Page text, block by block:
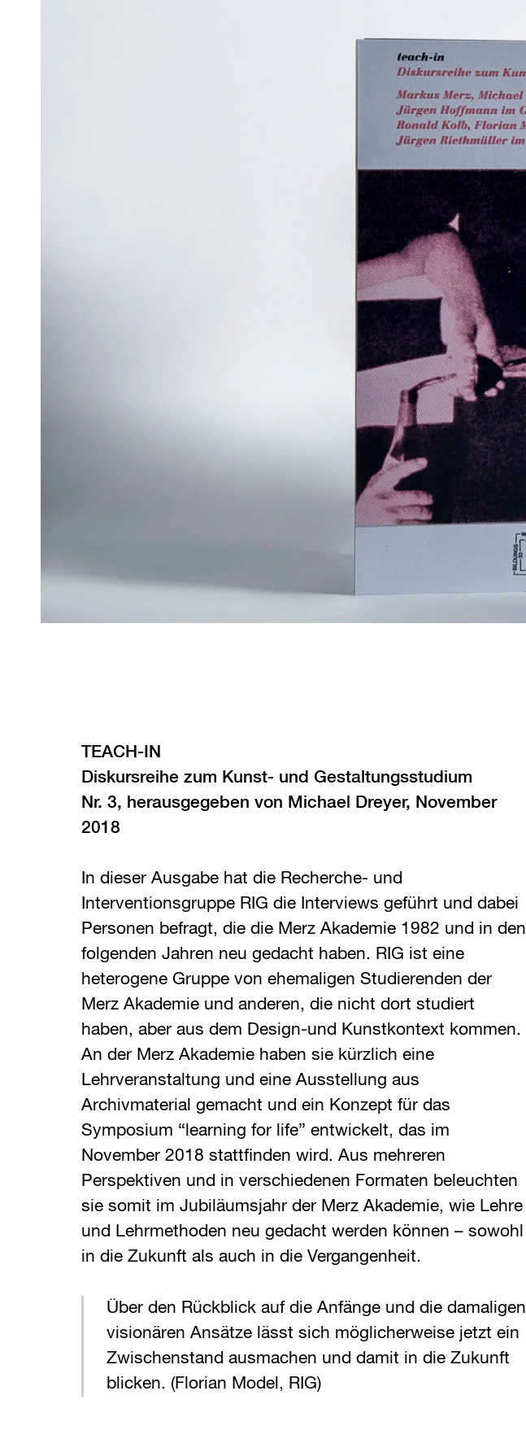
TEACH-IN
Diskursreihe zum Kunst- und Gestaltungsstudium
Nr. 3, herausgegeben von Michael Dreyer, November
2018
In dieser Ausgabe hat die Recherche- und
Interventionsgruppe RIG die Interviews geführt und dabei
Personen befragt, die die Merz Akademie 1982 und in den
folgenden Jahren neu gedacht haben. RIG ist eine
heterogene Gruppe von ehemaligen Studierenden der
Merz Akademie und anderen, die nicht dort studiert
haben, aber aus dem Design-und Kunstkontext kommen.
An der Merz Akademie haben sie kürzlich eine
Lehrveranstaltung und eine Ausstellung aus
Archivmaterial gemacht und ein Konzept für das
Symposium “learning for life” entwickelt, das im
November 2018 stattfinden wird. Aus mehreren
Perspektiven und in verschiedenen Formaten beleuchten
sie somit im Jubiläumsjahr der Merz Akademie, wie Lehre
und Lehrmethoden neu gedacht werden können – sowohl
in die Zukunft als auch in die Vergangenheit.
Über den Rückblick auf die Anfänge und die damaligen
visionären Ansätze lässt sich möglicherweise jetzt ein
Zwischenstand ausmachen und damit in die Zukunft
blicken. (Florian Model, RIG)